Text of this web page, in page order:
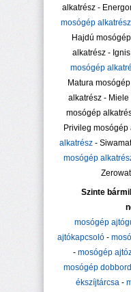
alkatrész -
mosógép alkatrész
Hajdú
alkatrész -
mosógép
Matura
alkatrész -
mosógép
Privileg mosógép
alkatrész -
mosógép
Szinte
mosógép
ajtókapcsoló -
- mosógép
mosógép
ékszíjtárcsa-